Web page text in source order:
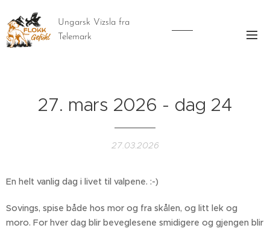
Ungarsk Vizsla fra
Telemark
27. mars 2026 - dag 24
27.03.2026
En helt vanlig dag i livet til valpene. :-)
Sovings, spise både hos mor og fra skålen, og litt lek og
moro. For hver dag blir beveglesene smidigere og gjengen blir